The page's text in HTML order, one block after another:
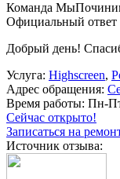
Команда
Официальный ответ
Добрый день!
Услуга: Highscreen,
Адрес обращения:
Время работы: Пн-
Сейчас открыто!
Записаться на
Источник отзыва: